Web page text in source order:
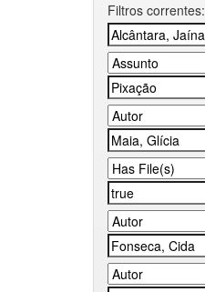
Filtros correntes: